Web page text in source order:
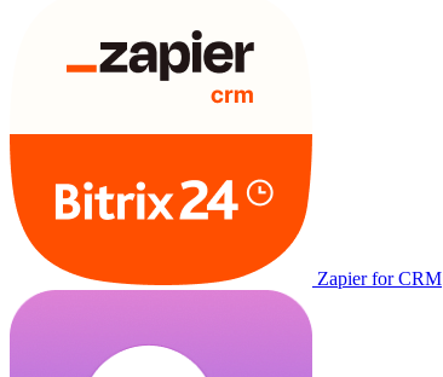
Zapier for CRM